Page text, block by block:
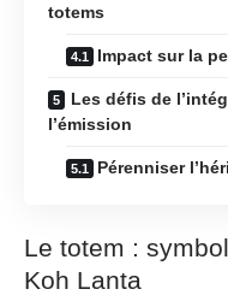
totems
Impact sur la
Les défis de
l’émission
Pérenniser
Le totem :
Koh Lanta